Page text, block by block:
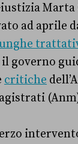
Marta
ad aprile
governo
critiche